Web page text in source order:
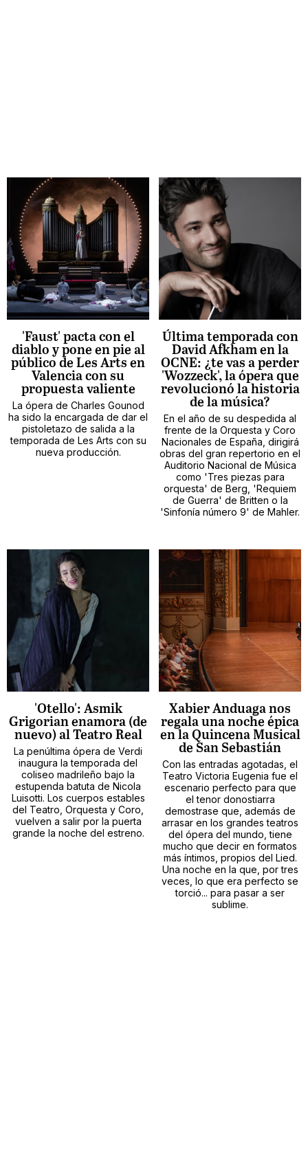
'Faust' pacta con el
diablo y pone en pie al
público de Les Arts en
Valencia con su
propuesta valiente
La ópera de Charles Gounod
ha sido la encargada de dar el
pistoletazo de salida a la
temporada de Les Arts con su
nueva producción.
Última temporada con
David Afkham en la
OCNE: ¿te vas a perder
'Wozzeck', la ópera que
revolucionó la historia
de la música?
En el año de su despedida al
frente de la Orquesta y Coro
Nacionales de España, dirigirá
obras del gran repertorio en el
Auditorio Nacional de Música
como 'Tres piezas para
orquesta' de Berg, 'Requiem
de Guerra' de Britten o la
'Sinfonía número 9' de Mahler.
'Otello': Asmik
Grigorian enamora (de
nuevo) al Teatro Real
La penúltima ópera de Verdi
inaugura la temporada del
coliseo madrileño bajo la
estupenda batuta de Nicola
Luisotti. Los cuerpos estables
del Teatro, Orquesta y Coro,
vuelven a salir por la puerta
grande la noche del estreno.
Xabier Anduaga nos
regala una noche épica
en la Quincena Musical
de San Sebastián
Con las entradas agotadas, el
Teatro Victoria Eugenia fue el
escenario perfecto para que
el tenor donostiarra
demostrase que, además de
arrasar en los grandes teatros
del ópera del mundo, tiene
mucho que decir en formatos
más íntimos, propios del Lied.
Una noche en la que, por tres
veces, lo que era perfecto se
torció... para pasar a ser
sublime.